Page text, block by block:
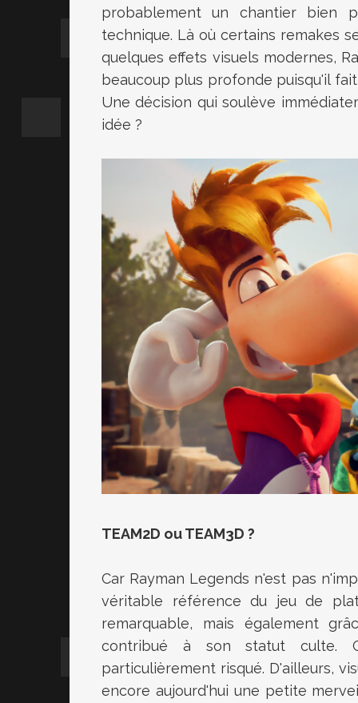
probablement un chantier bien
technique. Là où certains remakes
quelques effets visuels modernes,
beaucoup plus profonde puisqu'il
Une décision qui soulève
idée ?
TEAM2D ou TEAM3D ?
Car Rayman Legends n'est pas
véritable référence du jeu de
remarquable, mais également
contribué à son statut culte.
particulièrement risqué. D'ailleurs,
encore aujourd'hui une petite